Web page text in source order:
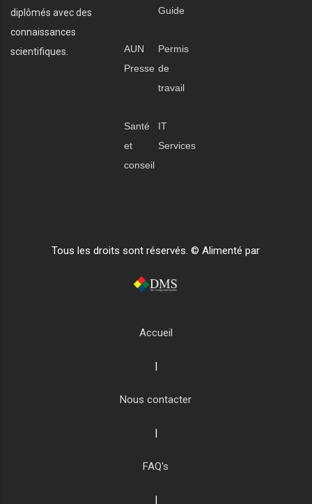
diplômés avec des
connaissances
scientifiques.
Guide
AUN
Presse
Permis
de
travail
Santé
et
conseil
IT
Services
Tous les droits sont réservés. © Alimenté par
Accueil
Nous contacter
FAQ's